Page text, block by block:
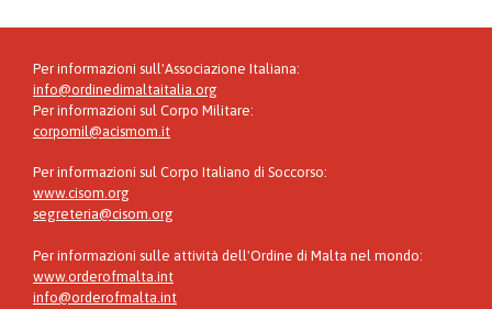
Per informazioni sull'Associazione Italiana:
info@ordinedimaltaitalia.org
Per informazioni sul Corpo Militare:
corpomil@acismom.it
Per informazioni sul Corpo Italiano di Soccorso:
www.cisom.org
segreteria@cisom.org
Per informazioni sulle attività dell'Ordine di Malta nel mondo:
www.orderofmalta.int
info@orderofmalta.int